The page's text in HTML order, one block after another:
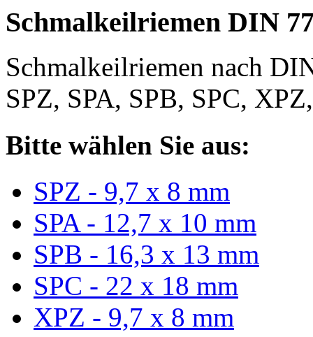
Schmalkeilriemen DIN
Schmalkeilriemen nach
SPZ, SPA, SPB, SPC,
Bitte wählen Sie aus:
SPZ - 9,7 x 8 mm
SPA - 12,7 x 10 mm
SPB - 16,3 x 13 mm
SPC - 22 x 18 mm
XPZ - 9,7 x 8 mm